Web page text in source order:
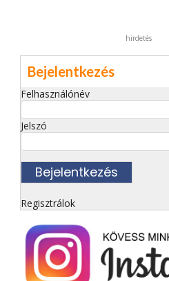
hirdetés
Bejelentkezés
Felhasználónév
Jelszó
Regisztrálok